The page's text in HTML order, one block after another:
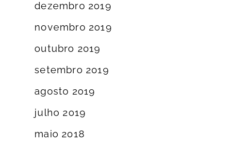
dezembro 2019
novembro 2019
outubro 2019
setembro 2019
agosto 2019
julho 2019
maio 2018